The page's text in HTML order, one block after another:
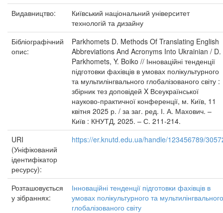
Видавництво:
Київський національний університет
технологій та дизайну
Бібліографічний
опис:
Parkhomets D. Methods Of Translating English
Abbreviations And Acronyms Into Ukrainian / D.
Parkhomets, Y. Boiko // Інноваційні тенденції
підготовки фахівців в умовах полікультурного
та мультилінгвального глобалізованого світу :
збірник тез доповідей X Всеукраїнської
науково-практичної конференції, м. Київ, 11
квітня 2025 р. / за заг. ред. І. А. Махович. –
Київ : КНУТД, 2025. – С. 211-214.
URI
(Уніфікований
ідентифікатор
ресурсу):
https://er.knutd.edu.ua/handle/123456789/
Розташовується
у зібраннях:
Інноваційні тенденції підготовки фахівців в
умовах полікультурного та мультилінгвального
глобалізованого світу